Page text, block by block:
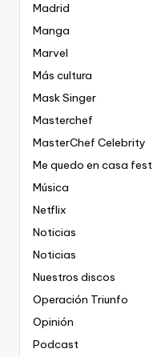
Madrid
Manga
Marvel
Más cultura
Mask Singer
Masterchef
MasterChef Celebrity
Me quedo en casa fest
Música
Netflix
Noticias
Noticias
Nuestros discos
Operación Triunfo
Opinión
Podcast